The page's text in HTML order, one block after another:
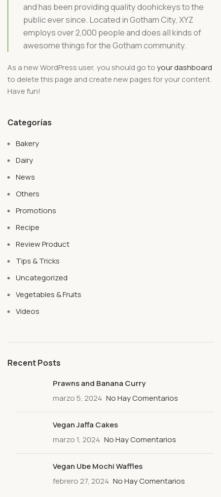
and has been providing quality doohickeys to the
public ever since. Located in Gotham City, XYZ
employs over 2,000 people and does all kinds of
awesome things for the Gotham community.
As a new WordPress user, you should go toyour dashboard
to delete this page and create new pages for your content.
Have fun!
Categorías
Bakery
Dairy
News
Others
Promotions
Recipe
Review Product
Tips & Tricks
Uncategorized
Vegetables & Fruits
Videos
Recent Posts
Prawns and Banana Curry
marzo 5, 2024 No Hay Comentarios
Vegan Jaffa Cakes
marzo 1, 2024 No Hay Comentarios
Vegan Ube Mochi Waffles
febrero 27, 2024 No Hay Comentarios